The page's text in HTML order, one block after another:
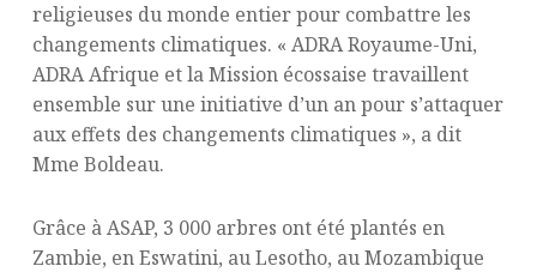
religieuses du monde entier pour combattre les
changements climatiques. « ADRA Royaume-Uni,
ADRA Afrique et la Mission écossaise travaillent
ensemble sur une initiative d’un an pour s’attaquer
aux effets des changements climatiques », a dit
Mme Boldeau.
Grâce à ASAP, 3 000 arbres ont été plantés en
Zambie, en Eswatini, au Lesotho, au Mozambique